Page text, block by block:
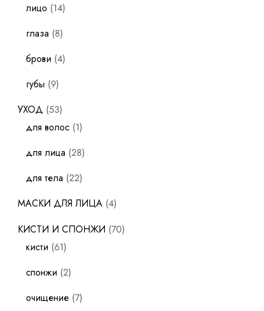
лицо 14
глаза 8
брови 4
губы 9
УХОД 53
для волос 1
для лица 28
для тела 22
МАСКИ ДЛЯ ЛИЦА 4
КИСТИ И СПОНЖИ 70
кисти 61
спонжи 2
очищение 7